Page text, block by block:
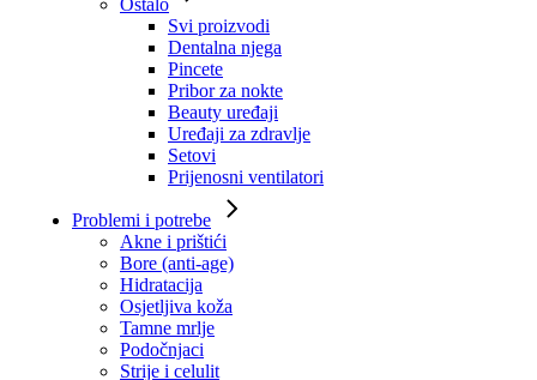
Ostalo
Svi proizvodi
Dentalna njega
Pincete
Pribor za nokte
Beauty uređaji
Uređaji za zdravlje
Setovi
Prijenosni ventilatori
Problemi i potrebe
Akne i prištići
Bore (anti-age)
Hidratacija
Osjetljiva koža
Tamne mrlje
Podočnjaci
Strije i celulit